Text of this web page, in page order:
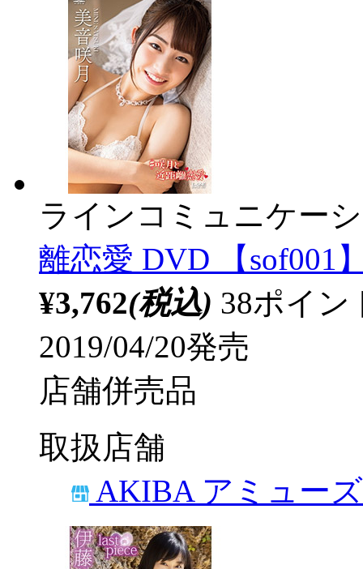
ラインコミュニケー
離恋愛 DVD 【sof001
¥3,762(税込) 38ポイ
2019/04/20発売
店舗併売品
取扱店舗
AKIBA アミュー